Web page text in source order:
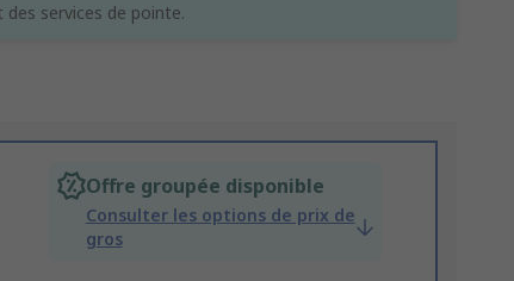
services de pointe.
Offre groupée disponible
Consulter les options de prix de
gros